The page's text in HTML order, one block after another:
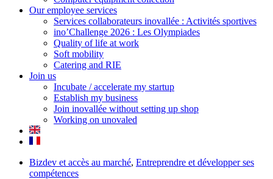
Our employee services
Services collaborateurs inovallée : Activités sportives
ino’Challenge 2026 : Les Olympiades
Quality of life at work
Soft mobility
Catering and RIE
Join us
Incubate / accelerate my startup
Establish my business
Join inovallée without setting up shop
Working on unovaled
Bizdev et accès au marché, Entreprendre et développer ses
compétences